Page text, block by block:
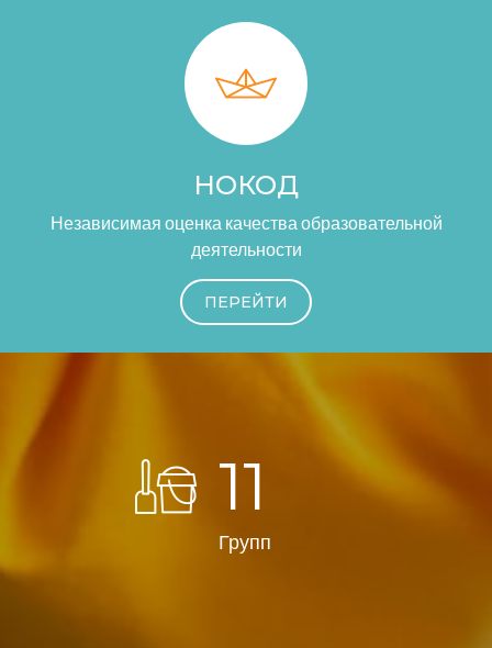
НОКОД
Независимая оценка качества образовательной
деятельности
ПЕРЕЙТИ
11
Групп